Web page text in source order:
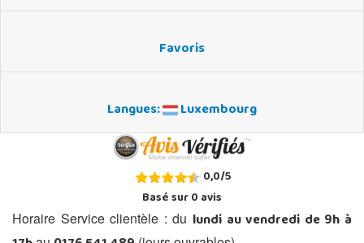
Favoris
Langues: Luxembourg
0,0/5
Basé sur0avis
Horaire Service clientèle : du lundi au vendredi de 9h à